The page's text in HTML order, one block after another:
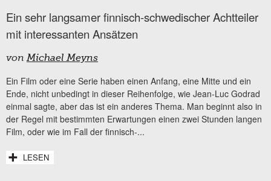
Ein sehr langsamer finnisch-schwedischer Achtteiler
mit interessanten Ansätzen
vonMichael Meyns
Ein Film oder eine Serie haben einen Anfang, eine Mitte und ein
Ende, nicht unbedingt in dieser Reihenfolge, wie Jean-Luc Godrad
einmal sagte, aber das ist ein anderes Thema. Man beginnt also in
der Regel mit bestimmten Erwartungen einen zwei Stunden langen
Film, oder wie im Fall der finnisch-...
LESEN